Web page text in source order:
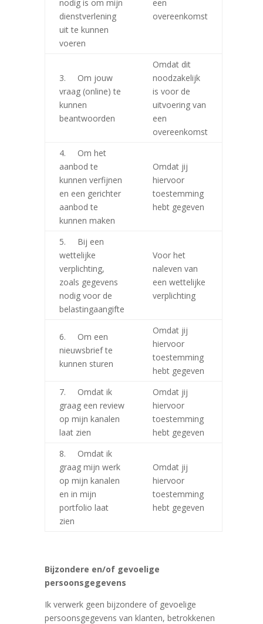
nodig is om mijn
dienstverlening
uit te kunnen
voeren
een
overeenkomst
3. Om jouw
vraag (online) te
kunnen
beantwoorden
Omdat dit
noodzakelijk
is voor de
uitvoering van
een
overeenkomst
4. Om het
aanbod te
kunnen verfijnen
en een gerichter
aanbod te
kunnen maken
Omdat jij
hiervoor
toestemming
hebt gegeven
5. Bij een
wettelijke
verplichting,
zoals gegevens
nodig voor de
belastingaangifte
Voor het
naleven van
een wettelijke
verplichting
6. Om een
nieuwsbrief te
kunnen sturen
Omdat jij
hiervoor
toestemming
hebt gegeven
7. Omdat ik
graag een review
op mijn kanalen
laat zien
Omdat jij
hiervoor
toestemming
hebt gegeven
8. Omdat ik
graag mijn werk
op mijn kanalen
en in mijn
portfolio laat
zien
Omdat jij
hiervoor
toestemming
hebt gegeven
Bijzondere en/of gevoelige
persoonsgegevens
Ik verwerk geen bijzondere of gevoelige
persoonsgegevens van klanten, betrokkenen